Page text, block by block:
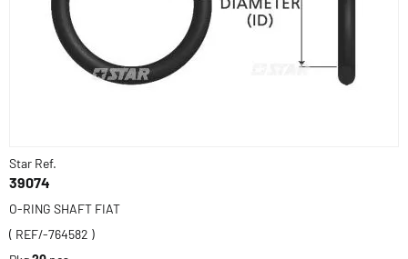
Star Ref.
39074
O-RING SHAFT FIAT
( REF/-764582 )